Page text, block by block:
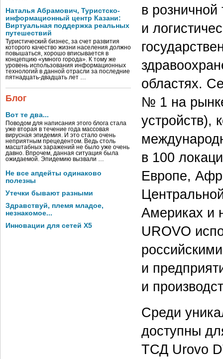
Наталья Абрамович, Туристско-
информационный центр Казани:
Виртуальная поддержка реальных
путешествий
Туристический бизнес, за счет развития
которого качество жизни населения должно
повышаться, хорошо вписывается в
концепцию «умного города». К тому же
уровень использования информационных
технологий в данной отрасли за последние
пятнадцать-двадцать лет …
Блог
Вот те два...
Поводом для написания этого блога стала
уже вторая в течение года массовая
вирусная эпидемия. И это стало очень
неприятным прецедентом. Ведь столь
масштабных заражений не было уже очень
давно. Впрочем, данная ситуация была
ожидаемой. Эпидемию вызвали …
Не все апдейты одинаково
полезны
Утечки бывают разными
Здравствуй, племя младое,
незнакомое...
Инновации для сетей X5
в розничной
и
областях.
№ 1 на
устройств),
в 100
Европе,
Америках и
UROVO
и
и
Среди
доступны
ТСД Urovo